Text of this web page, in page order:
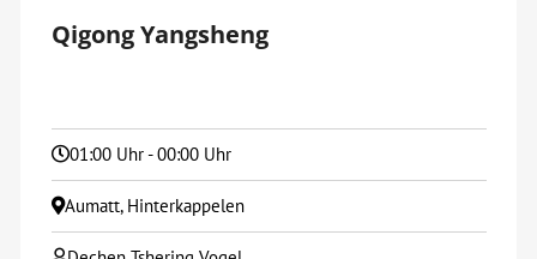
Qigong Yangsheng
01:00 Uhr - 00:00 Uhr
Aumatt, Hinterkappelen